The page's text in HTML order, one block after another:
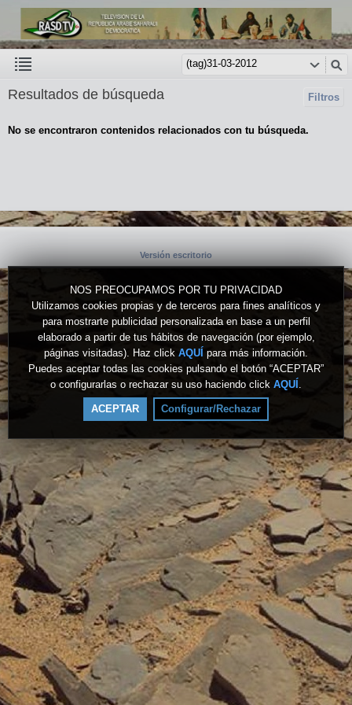
NOS PREOCUPAMOS POR TU PRIVACIDAD
Utilizamos cookies propias y de terceros para fines analíticos y
para mostrarte publicidad personalizada en base a un perfil
elaborado a partir de tus hábitos de navegación (por ejemplo,
páginas visitadas). Haz click AQUÍ para más información.
Puedes aceptar todas las cookies pulsando el botón “ACEPTAR”
o configurarlas o rechazar su uso haciendo click AQUÍ .
ACEPTAR Configurar/Rechazar
Filtros
Resultados de búsqueda
No se encontraron contenidos relacionados con tu búsqueda.
Versión escritorio